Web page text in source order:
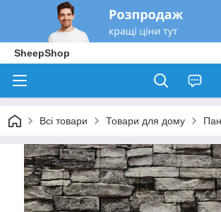
SheepShop
Всі товари Товари для дому